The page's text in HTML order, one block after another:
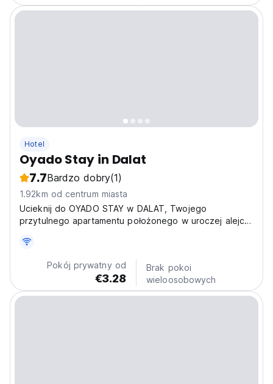
Hotel
Oyado Stay in Dalat
7.7Bardzo dobry(1)
1.92km od centrum miasta
Ucieknij do OYADO STAY w DALAT, Twojego
przytulnego apartamentu położonego w uroczej alejce
życiem kultury Da Lat z tej idealnej bazy wypadowej.
Wyobraź sobie, że budzisz się w chłodnym górskim
powietrzu i przygotowujesz...
Pokój prywatny od
€3.28
Brak pokoi
wieloosobowych